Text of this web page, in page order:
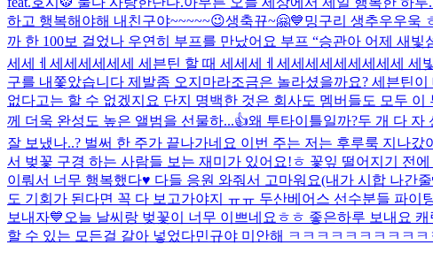
하고 행복해야해 내친구야~~~~~😉생축뀨~🤗💙밍구리 생추우우욱
까 한 100보 걸었나 우연히 부프를 만났어요 부프 “승관아 어제 새
세세ㅔ세세세세세세 세븐틴 할 때 세세세ㅔ세세세세세세세세세 세
구를 내쫓았습니다 제발좀 오지마라조금은 놀라셨을까요? 세븐틴
없다고는 할 수 없겠지요 단지 명백한 것은 회사도 멤버들도 모두
께 더욱 완성도 높은 앨범을 선물하...👍왜 투타이틀일까?두 개 다 자
잘 보냈나..? 벌써 한 주가 끝나가네요 이번 주는 저는 후루룩 지나
서 벚꽃 구경 하는 사람들 보는 재미가 있어요!ㅎ 꽃잎 떨어지기 전
이뤄서 너무 행복했다♥️ 다들 응원 와줘서 고마워요(내가 시합 나간
도 기회가 된다면 꼭 다 보고가야지 ㅠㅠ 두산베어스 선수분들 파이
보내자💙 오늘 날씨랑 벚꽃이 너무 이쁘네요ㅎㅎ 좋은하루 보내요 캐
할 수 있는 모든걸 갈아 넣었다민규야 미안해 ㅋㅋㅋㅋㅋㅋㅋㅋㅋㅋ